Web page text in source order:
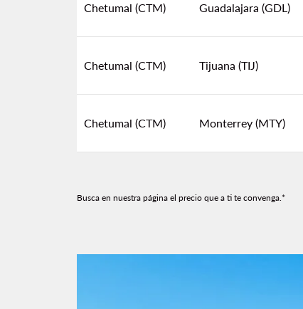
Chetumal (CTM) Guadalajara (GDL)
Chetumal (CTM) Tijuana (TIJ)
Chetumal (CTM) Monterrey (MTY)
Busca en nuestra página el precio que a ti te convenga.*